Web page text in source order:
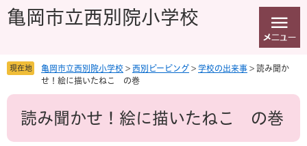
先
を
本
亀岡市立西別院小学校
現在地 亀岡市立西別院小学校 > 西別ピーピング > 学校の出来事 > 読み聞か
せ！絵に描いたねこ の巻
本
読み聞かせ！絵に描いたねこ の巻